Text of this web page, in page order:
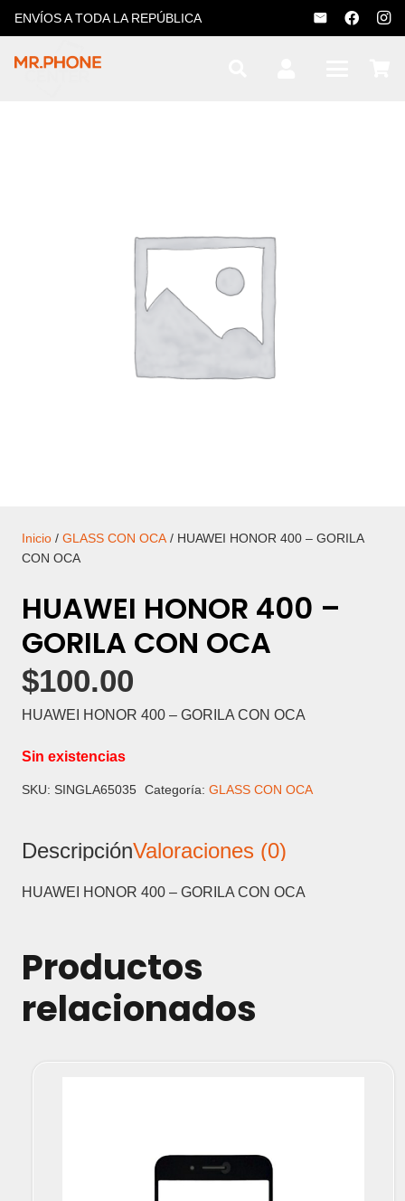
ENVÍOS A TODA LA REPÚBLICA
Inicio / GLASS CON OCA / HUAWEI HONOR 400 – GORILA
CON OCA
HUAWEI HONOR 400 –
GORILA CON OCA
$100.00
HUAWEI HONOR 400 – GORILA CON OCA
Sin existencias
SKU: SINGLA65035 Categoría: GLASS CON OCA
DescripciónValoraciones (0)
HUAWEI HONOR 400 – GORILA CON OCA
Productos
relacionados